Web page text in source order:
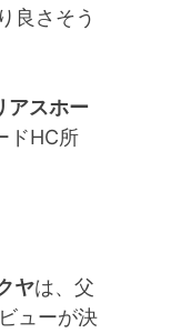
良さそう
アスホー
ドHC所
ヤは、父
ューが決